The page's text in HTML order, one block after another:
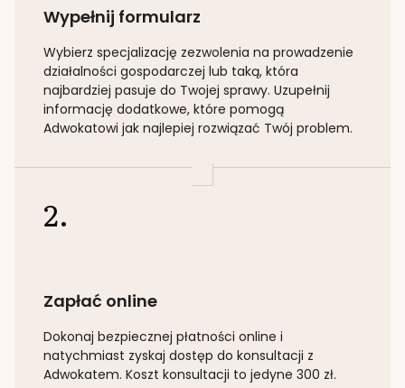
Wypełnij formularz
Wybierz specjalizację zezwolenia na prowadzenie
działalności gospodarczej lub taką, która
najbardziej pasuje do Twojej sprawy. Uzupełnij
informację dodatkowe, które pomogą
Adwokatowi jak najlepiej rozwiązać Twój problem.
2.
Zapłać online
Dokonaj bezpiecznej płatności online i
natychmiast zyskaj dostęp do konsultacji z
Adwokatem. Koszt konsultacji to jedyne 300 zł.